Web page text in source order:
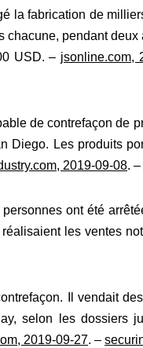
la fabrication de
pendant
USD. – jsonline.com,
de contrefaçon de
Diego. Les produits
2019-09-08. –
ont été
les ventes
Il vendait
selon les dossiers
2019-09-27. –